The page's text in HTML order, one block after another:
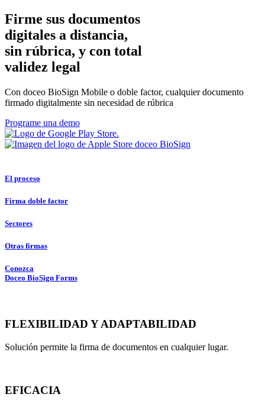
Firme sus documentos
digitales a distancia,
sin rúbrica, y con total
validez legal
Con doceo BioSign Mobile o doble factor, cualquier documento
firmado digitalmente sin necesidad de rúbrica
Programe una demo
El proceso
Firma doble factor
Sectores
Otras firmas
Conozca
Doceo BioSign Forms
FLEXIBILIDAD Y ADAPTABILIDAD
Solución permite la firma de documentos en cualquier lugar.
EFICACIA